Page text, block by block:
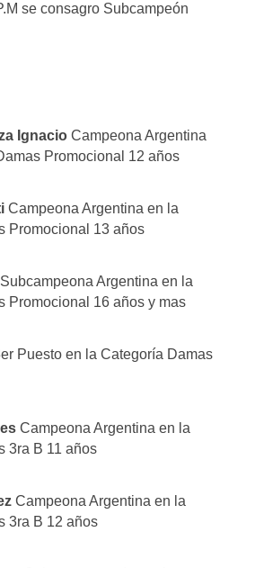
se consagro Subcampeón
IgnacioCampeona Argentina
Promocional 12 años
Campeona Argentina en la
Promocional 13 años
Argentina en la
Promocional 16 años y mas
Puesto en la Categoría Damas
Campeona Argentina en la
3ra B 11 años
Campeona Argentina en la
3ra B 12 años